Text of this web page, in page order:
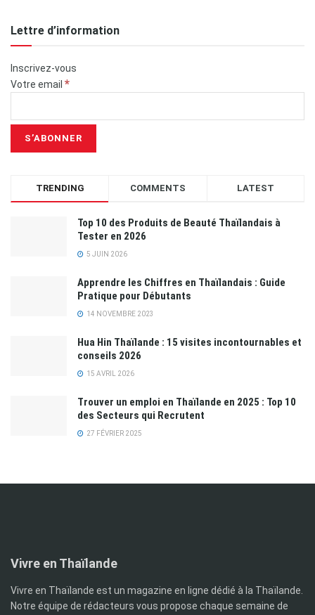
Lettre d’information
Inscrivez-vous
Votre email *
TRENDING COMMENTS LATEST
Top 10 des Produits de Beauté Thaïlandais à
Tester en 2026
5 JUIN 2026
Apprendre les Chiffres en Thaïlandais : Guide
Pratique pour Débutants
14 NOVEMBRE 2023
Hua Hin Thaïlande : 15 visites incontournables et
conseils 2026
15 AVRIL 2026
Trouver un emploi en Thaïlande en 2025 : Top 10
des Secteurs qui Recrutent
27 FÉVRIER 2025
Vivre en Thaïlande
Vivre en Thaïlande est un magazine en ligne dédié à la Thaïlande.
Notre équipe de rédacteurs vous propose chaque semaine de